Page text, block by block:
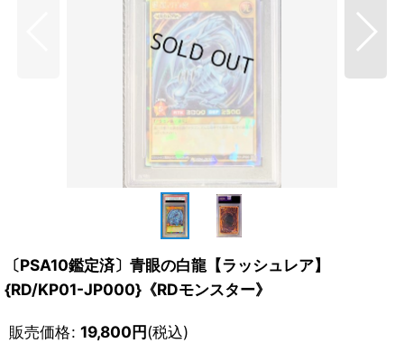
〔PSA10鑑定済〕青眼の白龍【ラッシュレア】
{RD/KP01-JP000}《RDモンスター》
販売価格: 19,800円(税込)